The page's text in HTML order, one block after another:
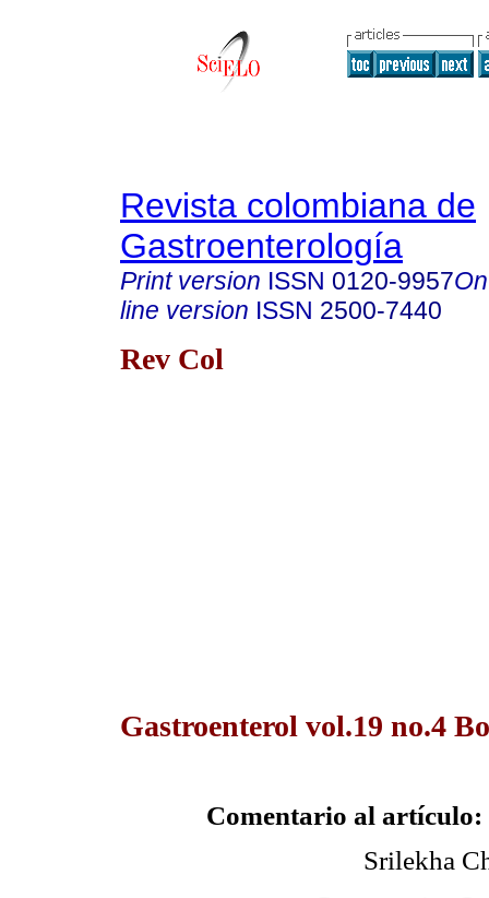
Revista colombiana de
Gastroenterología
Print version ISSN 0120-9957
line version ISSN 2500-7440
Rev Col
Gastroenterol vol.19 no.4
Comentario al artículo:
Srilekha